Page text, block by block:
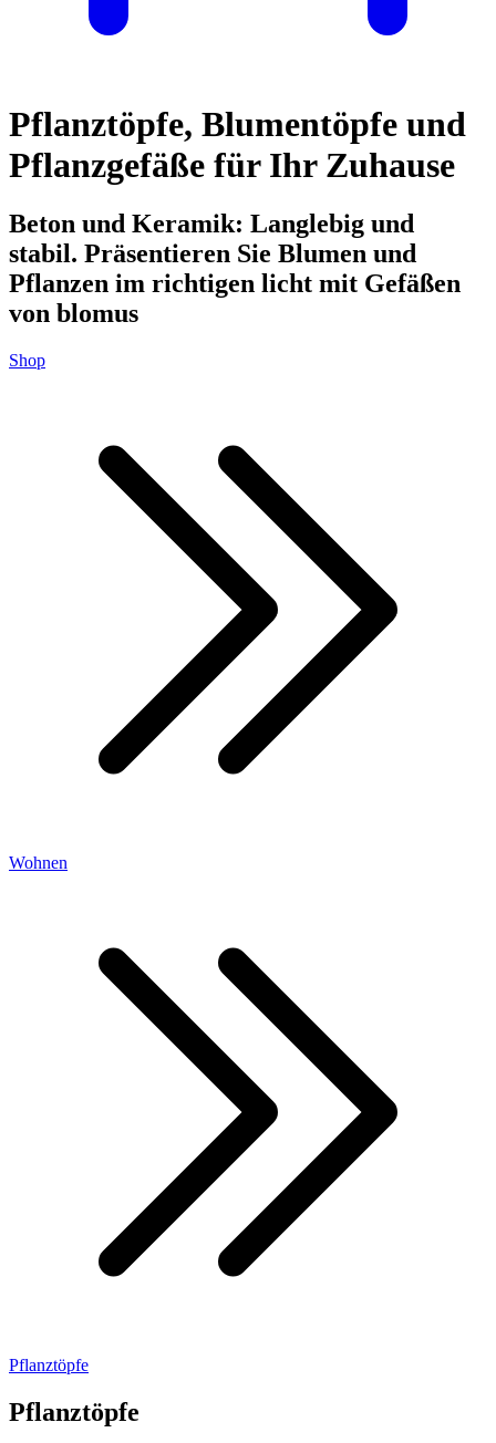
Pflanztöpfe, Blumentöpfe und
Pflanzgefäße für Ihr Zuhause
Beton und Keramik: Langlebig und
stabil. Präsentieren Sie Blumen und
Pflanzen im richtigen licht mit Gefäßen
von blomus
Shop
Wohnen
Pflanztöpfe
Pflanztöpfe